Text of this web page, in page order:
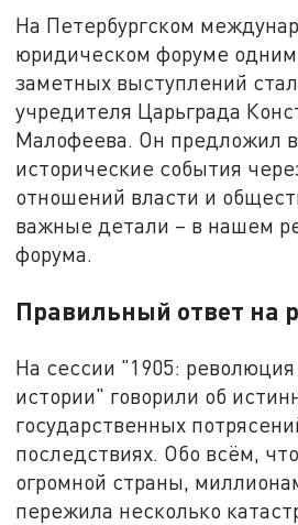
На Петербургском
юридическом форуме
заметных выступлений
учредителя Царьграда
Малофеева. Он предложил
исторические события
отношений власти и
важные детали – в нашем
форума.
Правильный ответ на
На сессии "1905:
истории" говорили об
государственных
последствиях. Обо всём,
огромной страны,
пережила несколько